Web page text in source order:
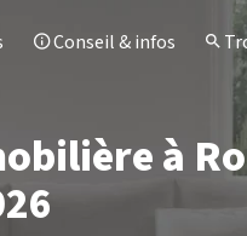
Conseil & infos
à